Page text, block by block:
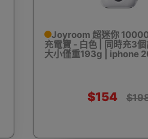
Joyroom 超迷你
充電寶 - 白色 | 同時充3
大小僅重193g | iphone
$154